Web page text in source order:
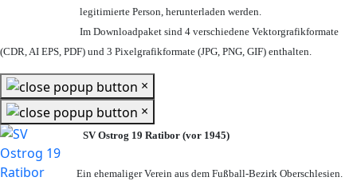
legitimierte Person, herunterladen werden.
Im Downloadpaket sind 4 verschiedene Vektorgrafikformate
(CDR, AI EPS, PDF) und 3 Pixelgrafikformate (JPG, PNG, GIF) enthalten.
×
×
SV Ostrog 19 Ratibor (vor 1945)
Ein ehemaliger Verein aus dem Fußball-Bezirk Oberschlesien.